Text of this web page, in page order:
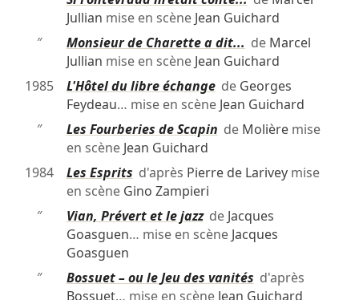
Jullian mise en scène Jean Guichard
″
Monsieur de Charette a dit... de Marcel
Jullian mise en scène Jean Guichard
1985
L'Hôtel du libre échangede Georges
Feydeau… mise en scène Jean Guichard
″
Les Fourberies de Scapin de Molièremise
en scène Jean Guichard
1984
Les Esprits d'après Pierre de Lariveymise
en scène Gino Zampieri
″
Vian, Prévert et le jazzde Jacques
Goasguen… mise en scène Jacques
Goasguen
″
Bossuet – ou le Jeu des vanités d'après
Bossuet… mise en scène Jean Guichard